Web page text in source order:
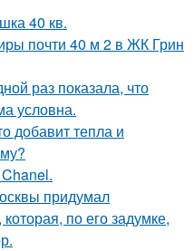
40 кв.
почти 40 м 2 в ЖК Грин
раз показала, что
условна.
добавит тепла и
придумал
по его задумке,